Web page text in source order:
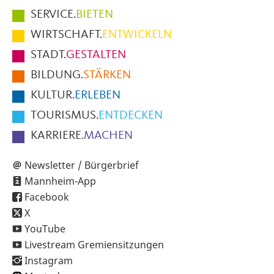
Hauptmenüpunkte
im
Fußbereich
der
Seite
SERVICE.BIETEN
WIRTSCHAFT.ENTWICKELN
STADT.GESTALTEN
BILDUNG.STÄRKEN
KULTUR.ERLEBEN
TOURISMUS.ENTDECKEN
KARRIERE.MACHEN
Newsletter / Bürgerbrief
Mannheim-App
Facebook
X
YouTube
Livestream Gremiensitzungen
Instagram